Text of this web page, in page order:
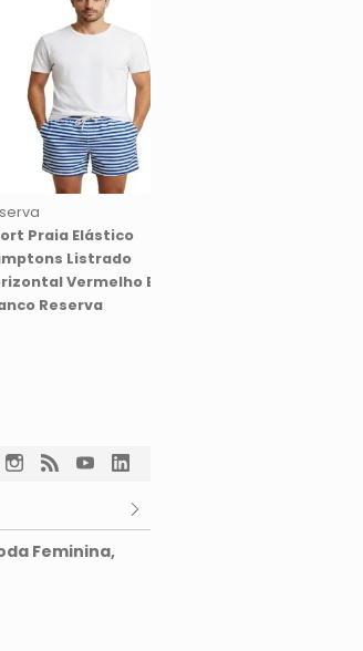
Praia Elástico
Listrado
Vermelho E
Reserva
Feminina,